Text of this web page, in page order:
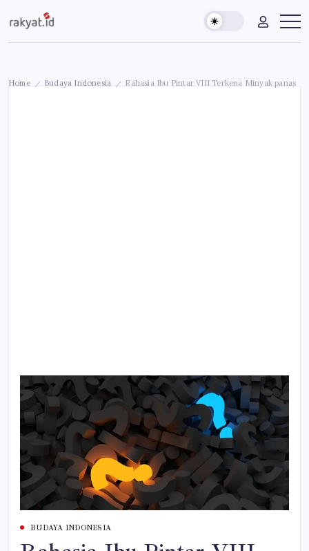
to
content
Rakyat.id
Edukasi
Masyarakat
Home / Budaya Indonesia / Rahasia Ibu Pintar VIII Terkena Minyak panas
BUDAYA INDONESIA